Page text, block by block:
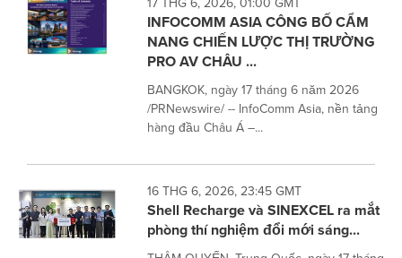
INFOCOMM ASIA CÔNG BỐ CẨM
NANG CHIẾN LƯỢC THỊ TRƯỜNG
PRO AV CHÂU ...
BANGKOK, ngày 17 tháng 6 năm 2026
/PRNewswire/ -- InfoComm Asia, nền tảng
hàng đầu Châu Á –...
16 THG 6, 2026, 23:45 GMT
Shell Recharge và SINEXCEL ra mắt
phòng thí nghiệm đổi mới sáng...